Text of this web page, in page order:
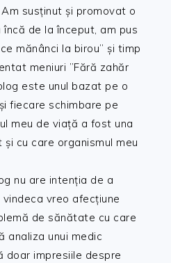
susținut și promovat o
de la început, am pus
mănânci la birou” și timp
meniuri ”Fără zahăr
este unul bazat pe o
fiecare schimbare pe
meu de viață a fost una
cu care organismul meu
nu are intenția de a
vreo afecțiune
de sănătate cu care
analiza unui medic
doar impresiile despre